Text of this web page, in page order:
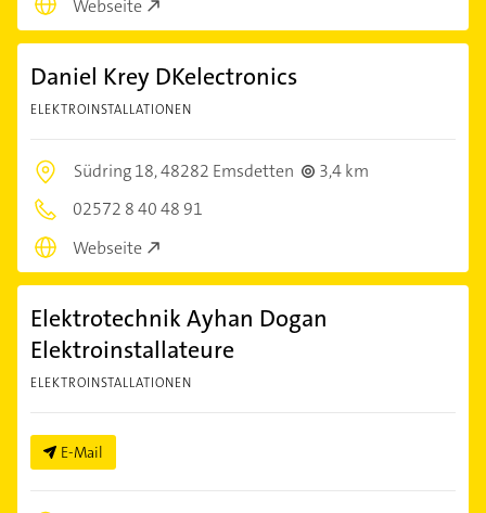
Webseite
Daniel Krey DKelectronics
ELEKTROINSTALLATIONEN
Südring 18,48282 Emsdetten
3,4 km
02572 8 40 48 91
Webseite
Elektrotechnik Ayhan Dogan
Elektroinstallateure
ELEKTROINSTALLATIONEN
E-Mail